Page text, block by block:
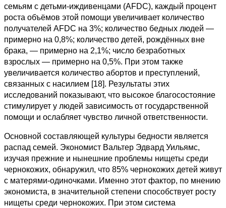
семьям с детьми-иждивенцами (AFDC), каждый процент
роста объёмов этой помощи увеличивает количество
получателей AFDC на 3%; количество бедных людей —
примерно на 0,8%; количество детей, рождённых вне
брака, — примерно на 2,1%; число безработных
взрослых — примерно на 0,5%. При этом также
увеличивается количество абортов и преступлений,
связанных с насилием [18]. Результаты этих
исследований показывают, что высокое благосостояние
стимулирует у людей зависимость от государственной
помощи и ослабляет чувство личной ответственности.
Основной составляющей культуры бедности является
распад семей. Экономист Вальтер Эдвард Уильямс,
изучая прежние и нынешние проблемы нищеты среди
чернокожих, обнаружил, что 85% чернокожих детей живут
с матерями-одиночками. Именно этот фактор, по мнению
экономиста, в значительной степени способствует росту
нищеты среди чернокожих. При этом система